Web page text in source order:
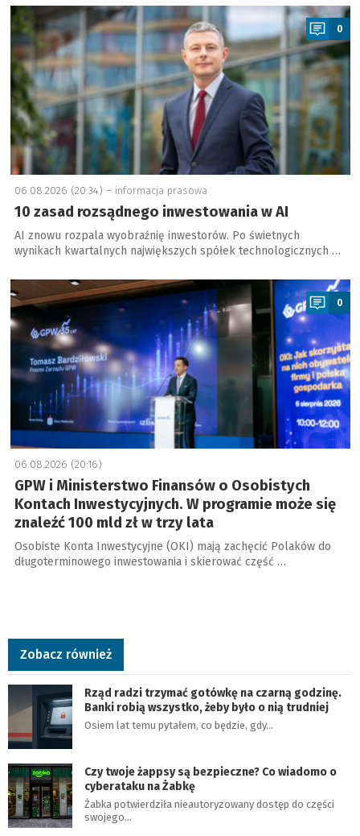
a
0
06.08.2026 (20:34) – informacja prasowa
10 zasad rozsądnego inwestowania w AI
AI znowu rozpala wyobraźnię inwestorów. Po świetnych
wynikach kwartalnych największych spółek technologicznych …
a
0
06.08.2026 (20:16)
GPW i Ministerstwo Finansów o Osobistych
Kontach Inwestycyjnych. W programie może się
znaleźć 100 mld zł w trzy lata
Osobiste Konta Inwestycyjne (OKI) mają zachęcić Polaków do
długoterminowego inwestowania i skierować część …
Zobacz również
Rząd radzi trzymać gotówkę na czarną godzinę.
Banki robią wszystko, żeby było o nią trudniej
Osiem lat temu pytałem, co będzie, gdy…
Czy twoje żappsy są bezpieczne? Co wiadomo o
cyberataku na Żabkę
Żabka potwierdziła nieautoryzowany dostęp do części
swojego…